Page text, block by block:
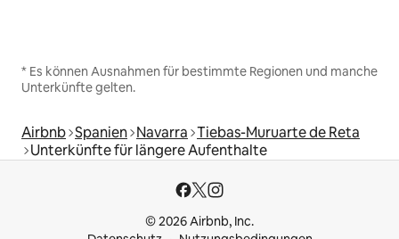
* Es können Ausnahmen für bestimmte Regionen und manche
Unterkünfte gelten.
Airbnb Spanien Navarra Tiebas-Muruarte de Reta
Unterkünfte für längere Aufenthalte
© 2026 Airbnb, Inc.